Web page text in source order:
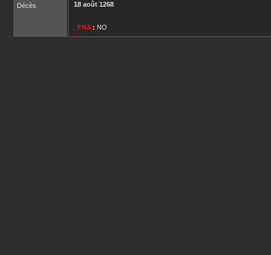
Décès 18 août 1268
_FNA : NO